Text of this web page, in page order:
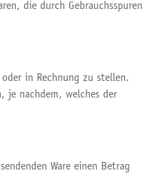
die durch Gebrauchsspuren
in Rechnung zu stellen.
je nachdem, welches der
Ware einen Betrag